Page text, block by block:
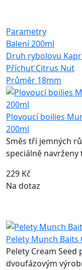
Parametry
Balení200ml
Druh rybolovu
Příchuť Citrus Nut
Průměr 18mm
Plovoucí boilies
200ml
Směs tří jemných
speciálně navrženy
229 Kč
Na dotaz
Pelety Munch Baits
Pelety Cream
dvoufázovým